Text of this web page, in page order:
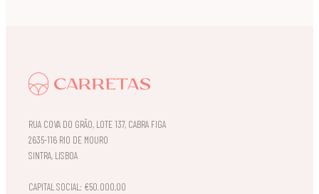
RUA COVA DO GRÃO, LOTE 137, CABRA FIGA
2635-116 RIO DE MOURO
SINTRA, LISBOA
CAPITAL SOCIAL: €50.000,00